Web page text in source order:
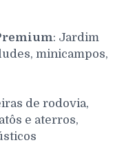
: Jardim
minicampos,
de rodovia,
e aterros,